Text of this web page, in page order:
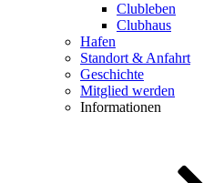
Clubleben
Clubhaus
Hafen
Standort & Anfahrt
Geschichte
Mitglied werden
Informationen